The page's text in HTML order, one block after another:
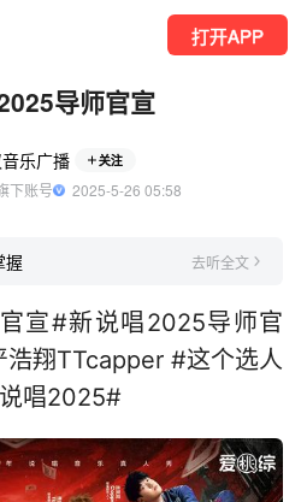
打开APP
导师官宣
乐广播 关注
下账号
  2025-5-26 05:58
握 去听全文
宣#新说唱2025导师官
浩翔TTcapper #这个选人
唱2025#